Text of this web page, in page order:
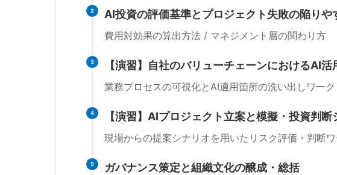
2 AI投資の評価基準とプロジェクト失敗の陥りや
費用対効果の算出方法 / マネジメント層の関わり方
3 【演習】自社のバリューチェーンにおけるAI活
業務プロセスの可視化とAI適用箇所の洗い出しワーク
4 【演習】AIプロジェクト立案と模擬・投資判
現場からの提案シナリオを用いたリスク評価・判断ワ
5 ガバナンス策定と組織文化の醸成・総括